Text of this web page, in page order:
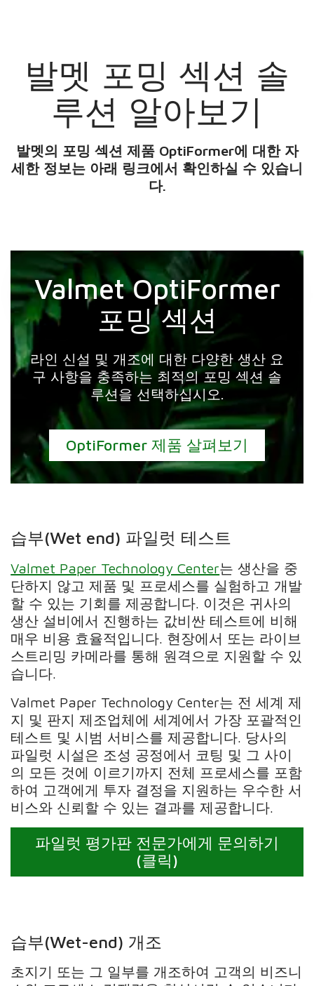
발멧 포밍 섹션 솔
루션 알아보기
발멧의 포밍 섹션 제품 OptiFormer에 대한 자
세한 정보는 아래 링크에서 확인하실 수 있습니
다.
Valmet OptiFormer
포밍 섹션
라인 신설 및 개조에 대한 다양한 생산 요
구 사항을 충족하는 최적의 포밍 섹션 솔
루션을 선택하십시오.
OptiFormer 제품 살펴보기
습부(Wet end) 파일럿 테스트
Valmet Paper Technology Center는 생산을 중
단하지 않고 제품 및 프로세스를 실험하고 개발
할 수 있는 기회를 제공합니다. 이것은 귀사의
생산 설비에서 진행하는 값비싼 테스트에 비해
매우 비용 효율적입니다. 현장에서 또는 라이브
스트리밍 카메라를 통해 원격으로 지원할 수 있
습니다.
Valmet Paper Technology Center는 전 세계 제
지 및 판지 제조업체에 세계에서 가장 포괄적인
테스트 및 시범 서비스를 제공합니다. 당사의
파일럿 시설은 조성 공정에서 코팅 및 그 사이
의 모든 것에 이르기까지 전체 프로세스를 포함
하여 고객에게 투자 결정을 지원하는 우수한 서
비스와 신뢰할 수 있는 결과를 제공합니다.
파일럿 평가판 전문가에게 문의하기
(클릭)
습부(Wet-end) 개조
초지기 또는 그 일부를 개조하여 고객의 비즈니